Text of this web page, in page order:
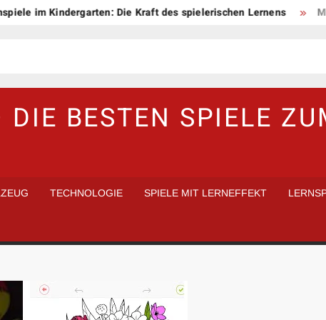
im Kindergarten: Die Kraft des spielerischen Lernens Mit
BESTEN SPIELE
TECHNOLOGIE SPIELE MIT LERNEFFEKT